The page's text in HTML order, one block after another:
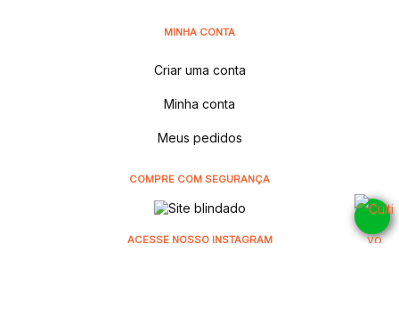
MINHA CONTA
Criar uma conta
Minha conta
Meus pedidos
COMPRE COM SEGURANÇA
ACESSE NOSSO INSTAGRAM